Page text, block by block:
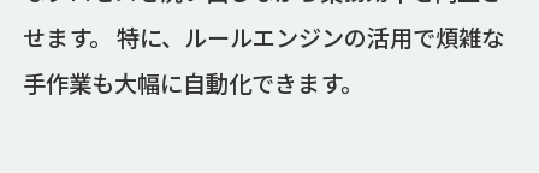
せます。 特に、ルールエンジンの活用で煩雑な
手作業も大幅に自動化できます。